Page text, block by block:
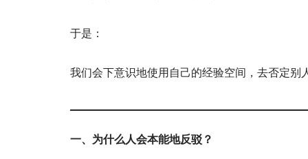
于是：
我们会下意识地使用自己的经验空间，去否定别
一、为什么人会本能地反驳？